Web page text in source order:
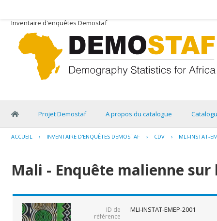
Inventaire d'enquêtes Demostaf
Projet Demostaf A propos du catalogue
ACCUEIL › INVENTAIRE D'ENQUÊTES DEMOSTAF › CDV › MLI-INSTAT-
Mali - Enquête malienne
ID de
référence
MLI-INSTAT-EMEP-2001